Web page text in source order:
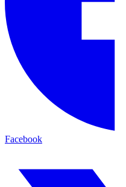
Facebook